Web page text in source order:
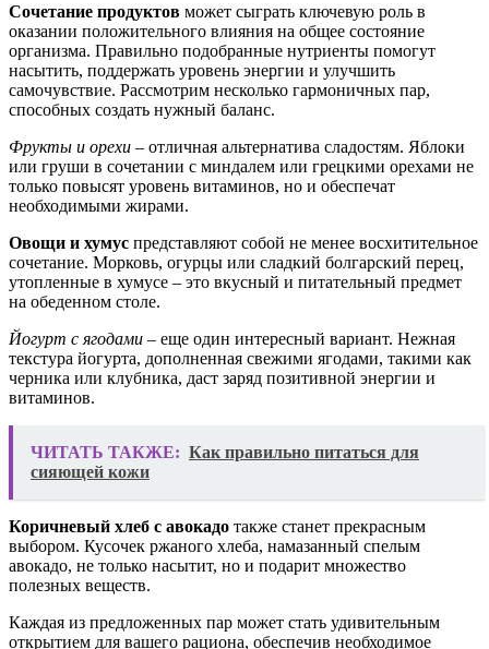
Сочетание продуктов может сыграть ключевую роль в
оказании положительного влияния на общее состояние
организма. Правильно подобранные нутриенты помогут
насытить, поддержать уровень энергии и улучшить
самочувствие. Рассмотрим несколько гармоничных пар,
способных создать нужный баланс.
Фрукты и орехи – отличная альтернатива сладостям. Яблоки
или груши в сочетании с миндалем или грецкими орехами не
только повысят уровень витаминов, но и обеспечат
необходимыми жирами.
Овощи и хумус представляют собой не менее восхитительное
сочетание. Морковь, огурцы или сладкий болгарский перец,
утопленные в хумусе – это вкусный и питательный предмет
на обеденном столе.
Йогурт с ягодами – еще один интересный вариант. Нежная
текстура йогурта, дополненная свежими ягодами, такими как
черника или клубника, даст заряд позитивной энергии и
витаминов.
ЧИТАТЬ ТАКЖЕ: Как правильно питаться для
сияющей кожи
Коричневый хлеб с авокадо также станет прекрасным
выбором. Кусочек ржаного хлеба, намазанный спелым
авокадо, не только насытит, но и подарит множество
полезных веществ.
Каждая из предложенных пар может стать удивительным
открытием для вашего рациона, обеспечив необходимое